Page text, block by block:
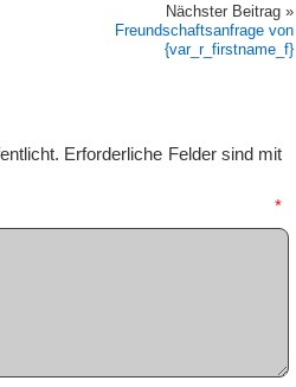
Nächster Beitrag »
Freundschaftsanfrage von
{var_r_firstname_f}
Erforderliche Felder sind mit
*